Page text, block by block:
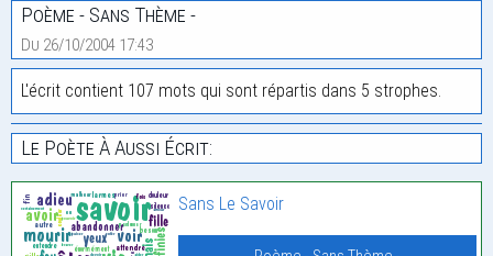
Poème - Sans Thème -
Du 26/10/2004 17:43
L'écrit contient 107 mots qui sont répartis dans 5 strophes.
Le Poète À Aussi Écrit:
Sans Le Savoir